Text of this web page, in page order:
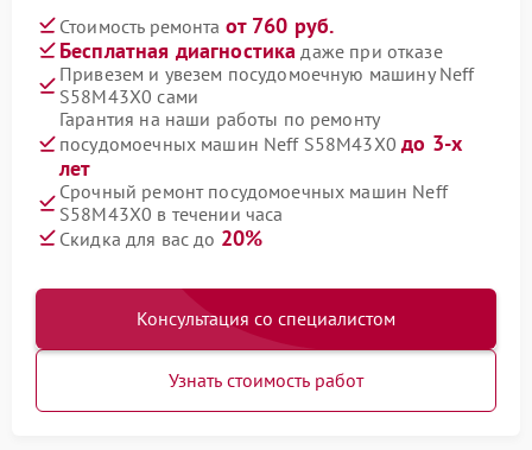
Стоимость ремонта от 760 руб.
Бесплатная диагностика даже при отказе
Привезем и увезем посудомоечную машину Neff
S58M43X0 сами
Гарантия на наши работы по ремонту
посудомоечных машин Neff S58M43X0до 3-х
лет
Срочный ремонт посудомоечных машин Neff
S58M43X0 в течении часа
Скидка для вас до 20%
Консультация со специалистом
Узнать стоимость работ